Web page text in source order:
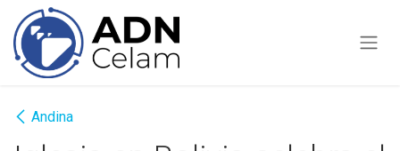
Pular para o conteúdo
Andina